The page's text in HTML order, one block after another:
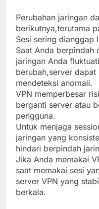
Perubahan jaringan
berikutnya,terutama
Sesi sering dianggap
Saat Anda berpindah
jaringan Anda
berubah,server dapat
mendeteksi anomali.
VPN memperbesar
berganti server atau
pengguna.
Untuk menjaga
jaringan yang
hindari berpindah
Jika Anda memakai
saat memakai sesi
server VPN yang
berkala.